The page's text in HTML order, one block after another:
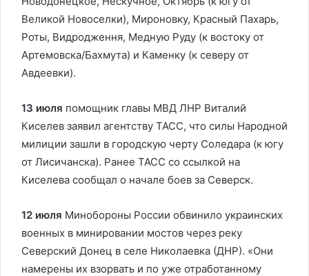
Великой Новоселки), Мироновку, Красный Пахарь,
Роты, Видродження, Медную Руду (к востоку от
Артемовска/Бахмута) и Каменку (к северу от
Авдеевки).
13 июля помощник главы МВД ЛНР Виталий
Киселев заявил агентству ТАСС, что силы Народной
милиции зашли в городскую черту Соледара (к югу
от Лисичанска). Ранее ТАСС со ссылкой на
Киселева сообщал о начале боев за Северск.
12 июля Минобороны России обвинило украинских
военных в минировании мостов через реку
Северский Донец в селе Николаевка (ДНР). «Они
намерены их взорвать и по уже отработанному